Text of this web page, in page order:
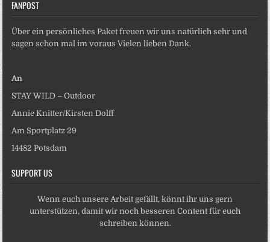
FANPOST
Über ein persönliches Paket freuen wir uns natürlich sehr und
sagen schon mal im voraus Vielen lieben Dank.
An
STAY WILD – Outdoor
Annie Knitter/Kirsten Dolff
Am Sportplatz 29
14482 Potsdam
SUPPORT US
Wenn euch unsere Arbeit gefällt, könnt ihr uns gern
unterstützen, damit wir noch besseren Content für euch
schreiben können.